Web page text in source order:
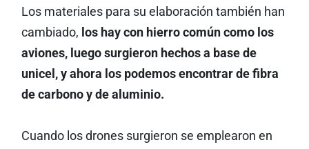
Los materiales para su elaboración también han
cambiado, los hay con hierro común como los
aviones, luego surgieron hechos a base de
unicel, y ahora los podemos encontrar de fibra
de carbono y de aluminio.
Cuando los drones surgieron se emplearon en